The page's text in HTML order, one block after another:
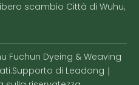
scambio Città di Wuhu,
Fuchun Dyeing & Weaving
di Leadong ｜